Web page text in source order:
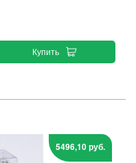
Купить
5496,10 руб.